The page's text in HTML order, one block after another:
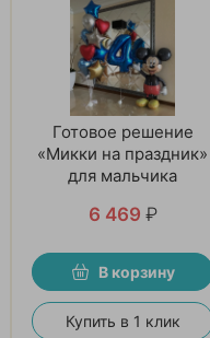
Готовое решение
«Микки на праздник»
для мальчика
6 469 ₽
В корзину
Купить в 1 клик